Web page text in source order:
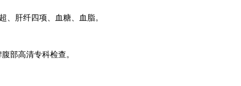
肝纤四项、血糖、血脂。
部高清专科检查。